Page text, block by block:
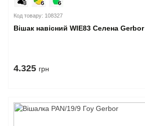
Код товару: 108327
Вішак навісний WIE83 Селена Gerbor
4.325 грн